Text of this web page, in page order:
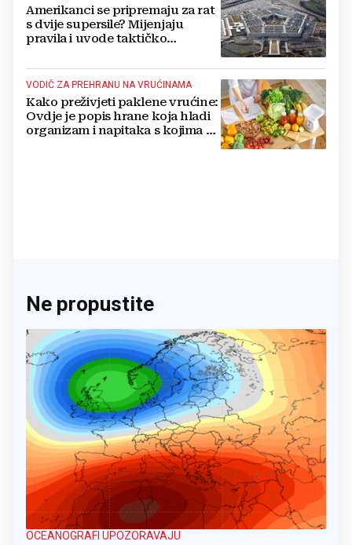
Amerikanci se pripremaju za rat
s dvije supersile? Mijenjaju
pravila i uvode taktičko
VODIČ ZA PREHRANU NA VRUĆINAMA
Kako preživjeti paklene vrućine:
Ovdje je popis hrane koja hladi
organizam i napitaka s kojima si
Ne propustite
OCEANOGRAFI UPOZORAVAJU